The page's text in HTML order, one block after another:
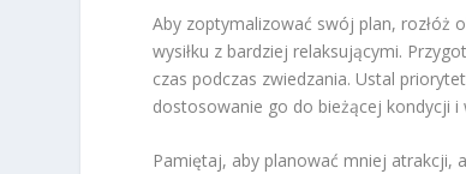
Aby zoptymalizować swój plan, rozłóż
wysiłku z bardziej relaksującymi.
czas podczas zwiedzania. Ustal
dostosowanie go do bieżącej kondycji
Pamiętaj, aby planować mniej atrakcji,